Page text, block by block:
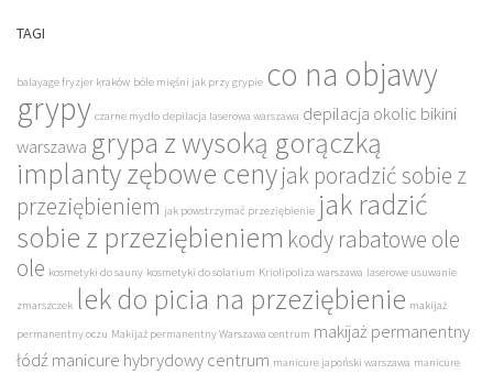
TAGI
balayage fryzjer kraków bóle mięśni jak przy grypie co na objawy
grypy czarne mydło depilacja laserowa warszawa depilacja okolic bikini
warszawa grypa z wysoką gorączką
implanty zębowe cenyjak poradzić sobie z
przeziębieniem jak powstrzymać przeziębienie jak radzić
sobie z przeziębieniem kody rabatowe ole
ole kosmetyki do sauny kosmetyki do solarium Kriolipoliza warszawa laserowe usuwanie
zmarszczek lek do picia na przeziębienie makijaż
permanentny oczu Makijaż permanentny Warszawa centrum makijaż permanentny
łódź manicure hybrydowy centrum manicure japoński warszawa manicure